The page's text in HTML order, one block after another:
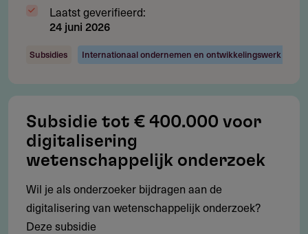
buitenland.
Australië, Canada, Chili, Egypte, Ivoorkust, Maleisië, PV
Rome (Italië), Senegal, Zuid-Afrika, Zuid-Korea, Taiwan
Voorwaarden
Welke voorwaarden gelden?
Aanvrager is gepromoveerd bij de start van de
fellowship
Laatst geverifieerd:
24 juni 2026
Subsidies Internationaal ondernemen en ontwikkelingswerk
Subsidie tot € 400.000 voor
digitalisering
wetenschappelijk onderzoek
Wil je als onderzoeker bijdragen aan de
digitalisering van wetenschappelijk onderzoek?
Deze subsidie